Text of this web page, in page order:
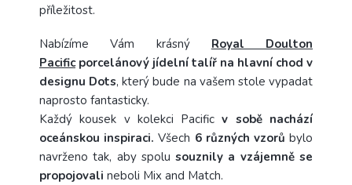
příležitost.
Nabízíme Vám krásný Royal Doulton
Pacificporcelánový jídelní talíř na hlavní chod v
designu Dots, který bude na vašem stole vypadat
naprosto fantasticky.
Každý kousek v kolekci Pacificv sobě nachází
oceánskou inspiraci.Všech 6 různých vzorů bylo
navrženo tak, aby spolusouznily a vzájemně se
propojovali neboli Mix and Match.